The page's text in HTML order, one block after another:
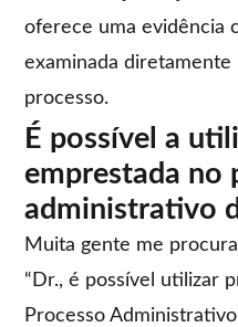
oferece uma evidência
examinada
processo.
É possível a
emprestada no
administrativo
Muita gente me
“Dr., é possível utilizar
Processo